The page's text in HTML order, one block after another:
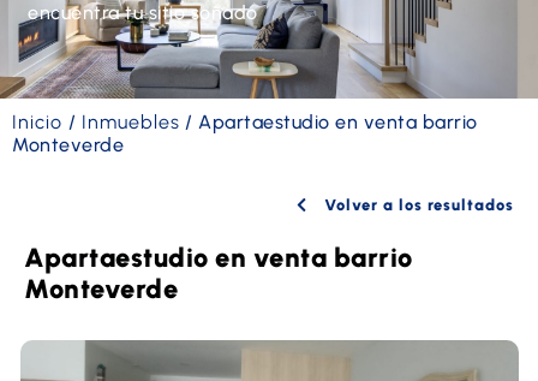
encuentra tu sitio soñado
Inicio / Inmuebles / Apartaestudio en venta barrio
Monteverde
Apartaestudio en venta barrio
Monteverde
Volver a los resultados